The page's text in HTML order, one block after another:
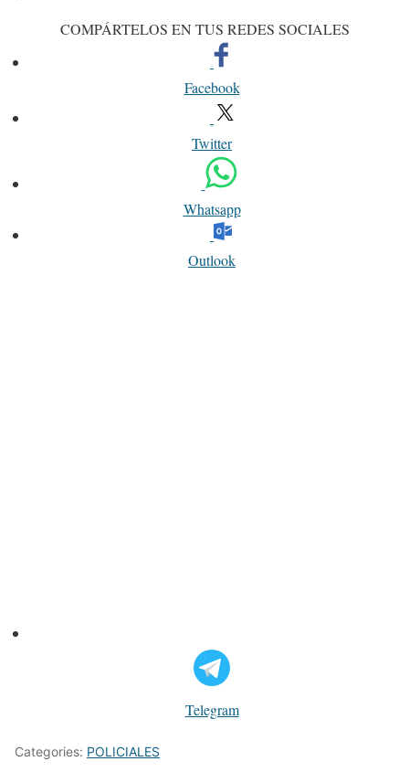
COMPÁRTELOS EN TUS REDES SOCIALES
Facebook
Twitter
Whatsapp
Outlook
Telegram
Categories: POLICIALES